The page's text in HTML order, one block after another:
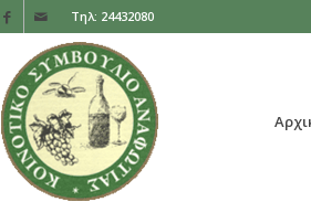
Τηλ: 24432080